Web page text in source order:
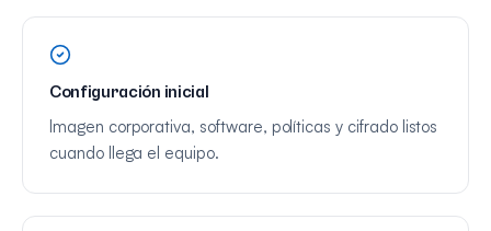
Configuración inicial
Imagen corporativa, software, políticas y cifrado listos
cuando llega el equipo.